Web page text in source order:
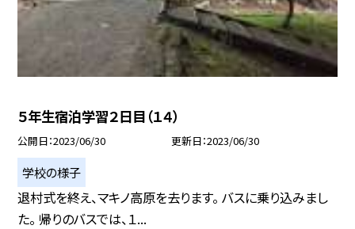
５年生宿泊学習２日目（１４）
公開日 2023/06/30 更新日 2023/06/30
学校の様子
退村式を終え、マキノ高原を去ります。 バスに乗り込みまし
た。 帰りのバスでは、１...